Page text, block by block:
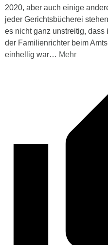
2020, aber auch einige
jeder Gerichtsbücherei
es nicht ganz unstreitig,
der Familienrichter beim
einhellig war… Mehr